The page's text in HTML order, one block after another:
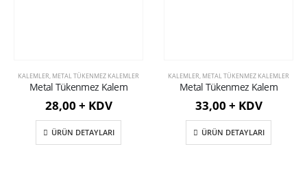
KALEMLER, METAL TÜKENMEZ KALEMLER
Metal Tükenmez Kalem
28,00 + KDV
ÜRÜN DETAYLARI
KALEMLER, METAL TÜKENMEZ KALEMLER
Metal Tükenmez Kalem
33,00 + KDV
ÜRÜN DETAYLARI